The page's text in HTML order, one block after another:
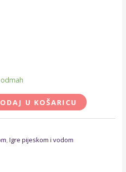
U KOŠARICU
,Igre pijeskom i vodom